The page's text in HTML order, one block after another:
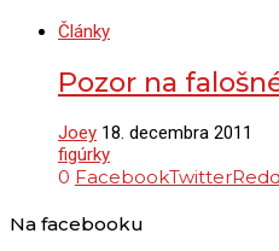
Články
Pozor na
Joey 18. decembra 2011
figúrky
0 FacebookTwitter
Na facebooku